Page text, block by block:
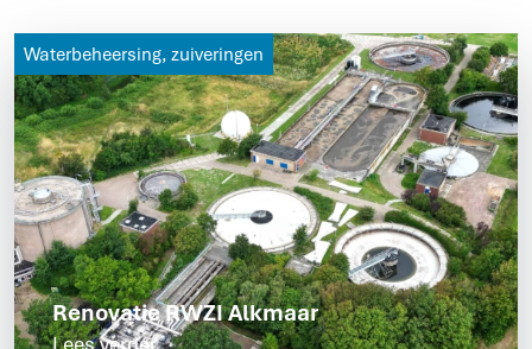
Waterbeheersing, zuiveringen
Renovatie RWZI Alkmaar
Lees verder